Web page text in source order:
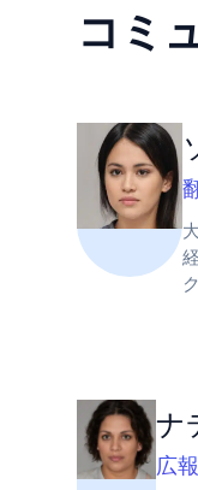
コミ
ナ
広